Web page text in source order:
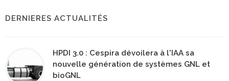
DERNIERES ACTUALITÉS
HPDI 3.0 : Cespira dévoilera à l'IAA sa
nouvelle génération de systèmes GNL et
bioGNL